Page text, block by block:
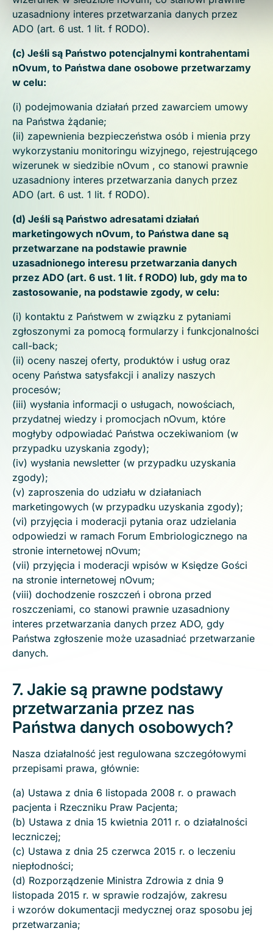
wycofaniu zgody samodzielnie usunąć stare pliki cookies ze
swojej przeglądarki wchodząc w jej ustawienia. Przesunięcie
suwaka w prawo oznacza zgodę, przesuniecie suwaka w
oznacza brak zgody.
Polityka Prywatności
uzasadniony interes przetwarzania danych przez
ADO (art. 6 ust. 1 lit. f RODO).
(c) Jeśli są Państwo potencjalnymi kontrahentami
nOvum, to Państwa dane osobowe przetwarzamy
w celu:
(i) podejmowania działań przed zawarciem umowy
na Państwa żądanie;
(ii) zapewnienia bezpieczeństwa osób i mienia przy
wykorzystaniu monitoringu wizyjnego, rejestrującego
wizerunek w siedzibie nOvum , co stanowi prawnie
uzasadniony interes przetwarzania danych przez
ADO (art. 6 ust. 1 lit. f RODO).
(d) Jeśli są Państwo adresatami działań
marketingowych nOvum, to Państwa dane są
przetwarzane na podstawie prawnie
uzasadnionego interesu przetwarzania danych
przez ADO (art. 6 ust. 1 lit. f RODO) lub, gdy ma to
zastosowanie, na podstawie zgody, w celu:
(i) kontaktu z Państwem w związku z pytaniami
zgłoszonymi za pomocą formularzy i funkcjonalności
call-back;
(ii) oceny naszej oferty, produktów i usług oraz
oceny Państwa satysfakcji i analizy naszych
procesów;
(iii) wysłania informacji o usługach, nowościach,
przydatnej wiedzy i promocjach nOvum, które
mogłyby odpowiadać Państwa oczekiwaniom (w
przypadku uzyskania zgody);
(iv) wysłania newsletter (w przypadku uzyskania
zgody);
(v) zaproszenia do udziału w działaniach
marketingowych (w przypadku uzyskania zgody);
(vi) przyjęcia i moderacji pytania oraz udzielania
odpowiedzi w ramach Forum Embriologicznego na
stronie internetowej nOvum;
(vii) przyjęcia i moderacji wpisów w Księdze Gości
na stronie internetowej nOvum;
(viii) dochodzenie roszczeń i obrona przed
roszczeniami, co stanowi prawnie uzasadniony
interes przetwarzania danych przez ADO, gdy
Państwa zgłoszenie może uzasadniać przetwarzanie
danych.
7. Jakie są prawne podstawy
przetwarzania przez nas
Państwa danych osobowych?
Nasza działalność jest regulowana szczegółowymi
przepisami prawa, głównie:
(a) Ustawa z dnia 6 listopada 2008 r. o prawach
pacjenta i Rzeczniku Praw Pacjenta;
(b) Ustawa z dnia 15 kwietnia 2011 r. o działalności
leczniczej;
(c) Ustawa z dnia 25 czerwca 2015 r. o leczeniu
niepłodności;
(d) Rozporządzenie Ministra Zdrowia z dnia 9
listopada 2015 r. w sprawie rodzajów, zakresu
i wzorów dokumentacji medycznej oraz sposobu jej
przetwarzania;